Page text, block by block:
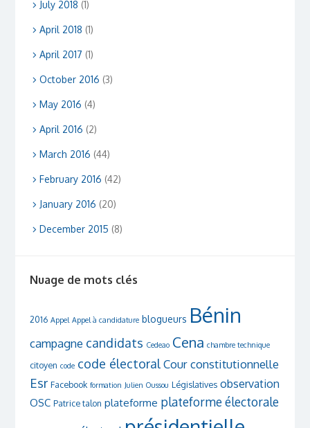
July 2018 (1)
April 2018 (1)
April 2017 (1)
October 2016 (3)
May 2016 (4)
April 2016 (2)
March 2016 (44)
February 2016 (42)
January 2016 (20)
December 2015 (8)
Nuage de mots clés
2016 Appel Appel à candidature blogueurs Bénin
campagne candidats Cedeao Cena chambre technique
citoyen code code électoral Cour constitutionnelle
Esr Facebook formation Julien Oussou Législatives observation
OSC Patrice talon plateforme plateforme électorale